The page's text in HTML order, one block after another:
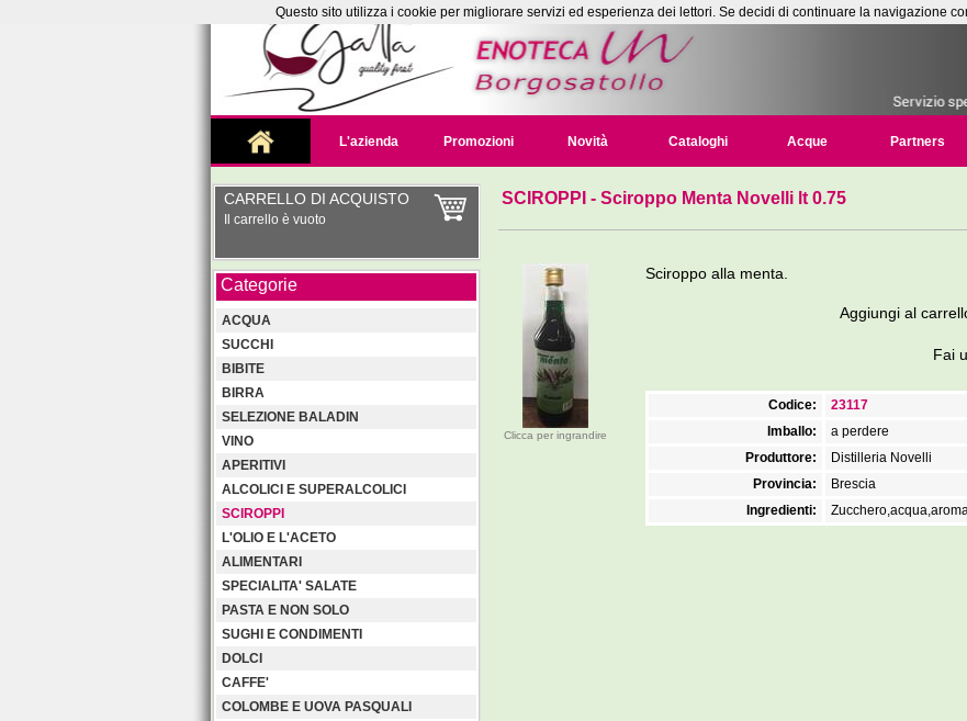
L'azienda Promozioni Novità Cataloghi Acque Partners
CARRELLO DI ACQUISTO
Il carrello è vuoto
Categorie
ACQUA
SUCCHI
BIBITE
BIRRA
SELEZIONE BALADIN
VINO
APERITIVI
ALCOLICI E SUPERALCOLICI
SCIROPPI
L'OLIO E L'ACETO
ALIMENTARI
SPECIALITA' SALATE
PASTA E NON SOLO
SUGHI E CONDIMENTI
DOLCI
CAFFE'
COLOMBE E UOVA PASQUALI
SCIROPPI - Sciroppo Menta Novelli lt 0.75
Clicca per ingrandire
Sciroppo alla menta.
Aggiungi al
Fai
Codice:
23117
Imballo:
a perdere
Produttore:
Distilleria Novelli
Provincia:
Brescia
Ingredienti:
Questo sito utilizza i cookie per migliorare servizi ed esperienza dei lettori. Se decidi di continuare la navigazione